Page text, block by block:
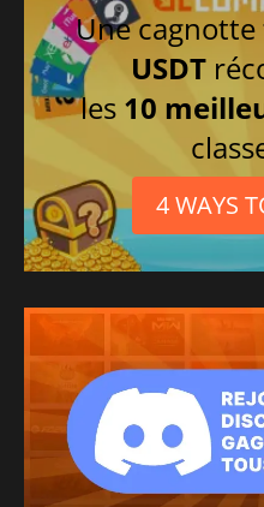
RusseUne
USDT
les 10
4 WAYS